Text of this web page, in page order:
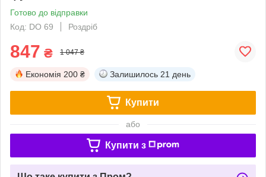
Готово до відправки
Код: DO 69
Роздріб
847 ₴ 1 047 ₴
Економія 200 ₴ Залишилось 21 день
Купити
або
Купити з